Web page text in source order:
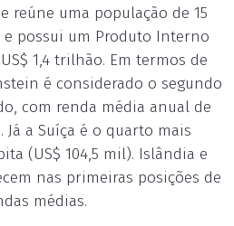
reúne uma população de 15
possui um Produto Interno
1,4 trilhão. Em termos de
é considerado o segundo
com renda média anual de
Já a Suíça é o quarto mais
(US$ 104,5 mil). Islândia e
nas primeiras posições de
médias.